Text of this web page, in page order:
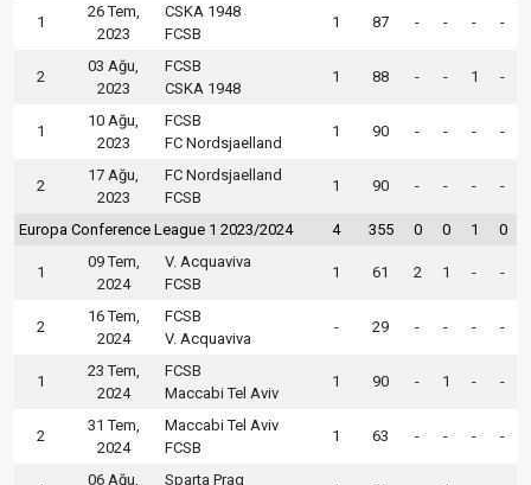
1
26 Tem,
2023
CSKA 1948
FCSB
1 87 - - - -
2
03 Ağu,
2023
FCSB
CSKA 1948
1 88 - - 1 -
1
10 Ağu,
2023
FCSB
FC Nordsjaelland
1 90 - - - -
2
17 Ağu,
2023
FC Nordsjaelland
FCSB
1 90 - - - -
Europa Conference League 1 2023/2024 4 355 0 0 1 0
1
09 Tem,
2024
V. Acquaviva
FCSB
1 61 2 1 - -
2
16 Tem,
2024
FCSB
V. Acquaviva
- 29 - - - -
1
23 Tem,
2024
FCSB
Maccabi Tel Aviv
1 90 - 1 - -
2
31 Tem,
2024
Maccabi Tel Aviv
FCSB
1 63 - - - -
06 Ağu,
Sparta Prag